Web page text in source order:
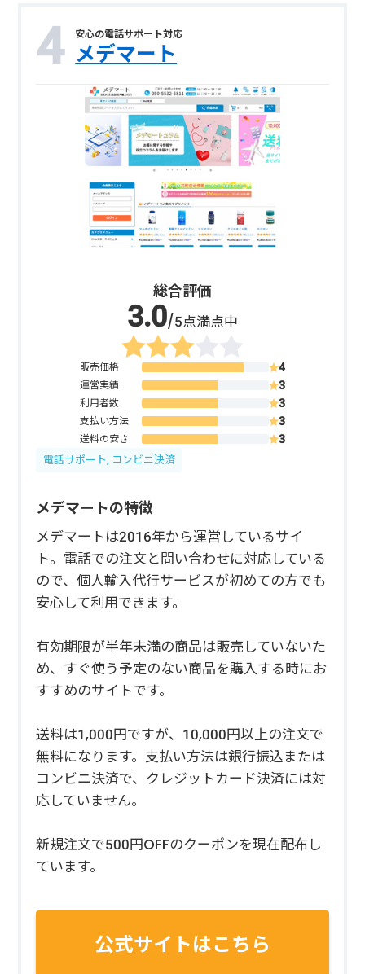
安心の電話サポート対応
メデマート
総合評価
/5点満点中
販売価格
運営実績
利用者数
支払い方法
送料の安さ
電話サポート, コンビニ決済
メデマートの特徴
メデマートは2016年から運営しているサイ
ト。電話での注文と問い合わせに対応している
ので、個人輸入代行サービスが初めての方でも
安心して利用できます。
有効期限が半年未満の商品は販売していないた
め、すぐ使う予定のない商品を購入する時にお
すすめのサイトです。
送料は1,000円ですが、10,000円以上の注文で
無料になります。支払い方法は銀行振込または
コンビニ決済で、クレジットカード決済には対
応していません。
新規注文で500円OFFのクーポンを現在配布し
ています。
公式サイトはこちら